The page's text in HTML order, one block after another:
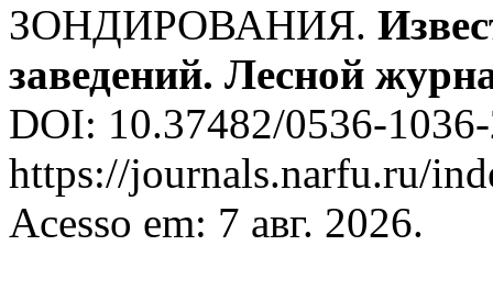
ЗОНДИРОВАНИЯ.
заведений. Лесной
DOI: 10.37482/0536-
https://journals.narfu.ru/
Acesso em: 7 авг. 2026.